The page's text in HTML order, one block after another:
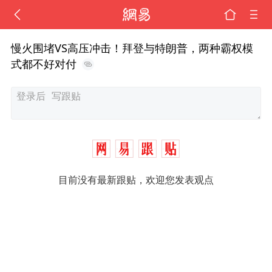
慢火围堵VS高压冲击！拜登与特朗普，两种霸权模
式都不好对付
目前没有最新跟贴，欢迎您发表观点